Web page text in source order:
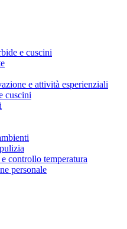
e cuscini
e attività esperienziali
cuscini
controllo temperatura
personale